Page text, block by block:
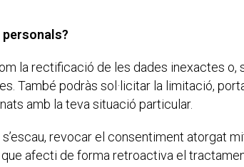
la rectificació de les dades inexactes o,
També podràs sol·licitar la limitació,
amb la teva situació particular.
revocar el consentiment atorgat
afecti de forma retroactiva el